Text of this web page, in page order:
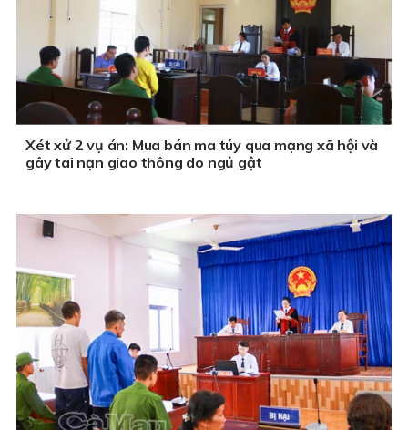
Xét xử 2 vụ án: Mua bán ma túy qua mạng xã hội và
gây tai nạn giao thông do ngủ gật